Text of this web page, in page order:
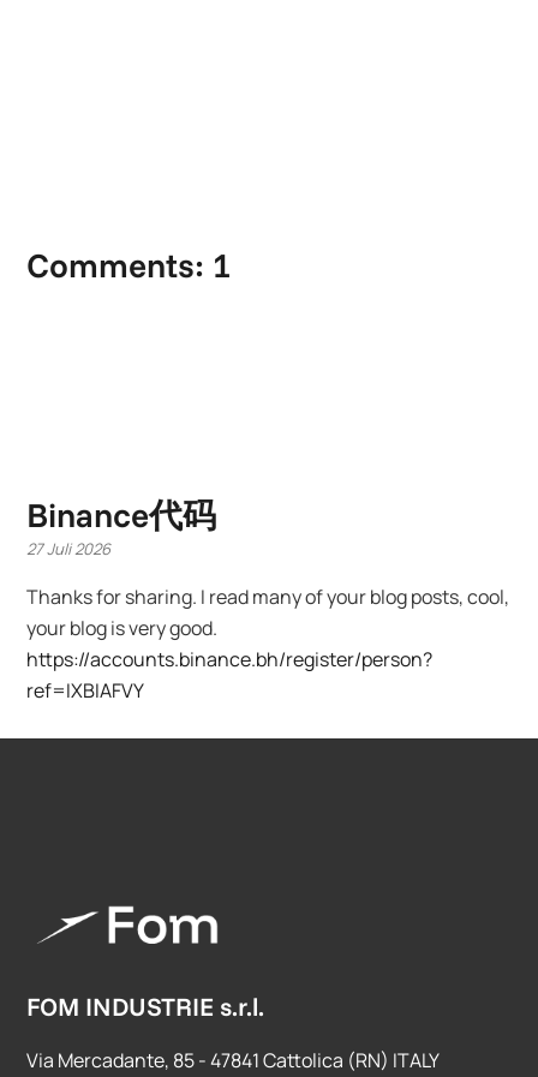
Comments: 1
Binance代码
27 Juli 2026
Thanks for sharing. I read many of your blog posts, cool,
your blog is very good.
https://accounts.binance.bh/register/person?
ref=IXBIAFVY
FOM INDUSTRIE s.r.l.
Via Mercadante, 85 - 47841 Cattolica (RN) ITALY